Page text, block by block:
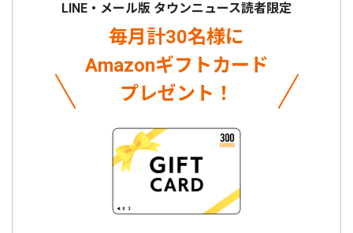
LINE・メール版 タウンニュース読者限定
毎月計30名様に
Amazonギフトカード
プレゼント！